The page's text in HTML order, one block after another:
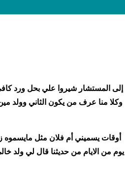
وكلا منا عرف من يكون الثاني وولد
أوقات يسميني أم فلان مثل مايسموه
يوم من الايام من حديثنا قال لي ولد